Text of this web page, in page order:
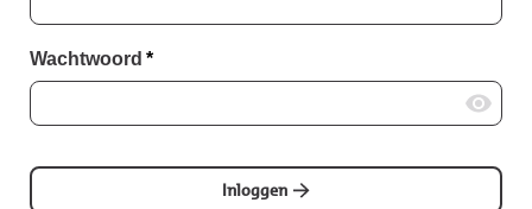
Wachtwoord *
Inloggen